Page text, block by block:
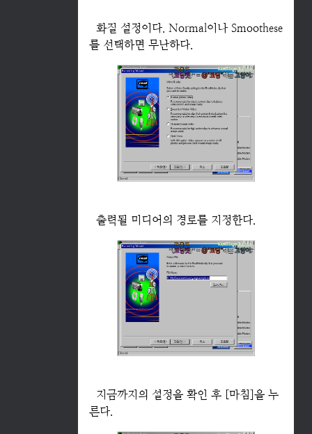
화질 설정이다. Normal이나 Smoothese
를 선택하면 무난하다.
출력될 미디어의 경로를 지정한다.
지금까지의 설정을 확인 후 [마침]을 누
른다.